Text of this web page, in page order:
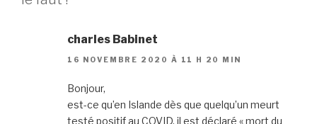
charles Babinet
16 NOVEMBRE 2020 À 11 H 20 MIN
Bonjour,
est-ce qu’en Islande dès que quelqu’un meurt
testé positif au COVID, il est déclaré « mort du